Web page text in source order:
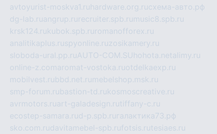
avtoyurist-moskva1.ru hardware.org.ruсхема-авто.рф
dg-lab.ruangrup.ru recruiter.spb.ru music8.spb.ru
krsk124.rukubok.spb.ru romanofforex.ru
analitikaplus.ruspyonline.ruzosikamery.ru
sloboda-ural.pp.ruAUTO-COM.SU hohota.net alimy.ru
online-z.comaromat-vostoka.ruotdelkaexp.ru
mobilvest.rubbd.net.ru mebelshop.msk.ru
smp-forum.rubastion-td.rukosmoscreative.ru
avrmotors.ruart-galadesign.rutiffany-c.ru
ecostep-samara.rud-p.spb.ru галактика73.рф
sko.com.rudavitamebel-spb.rufotsis.rutesiaes.ru